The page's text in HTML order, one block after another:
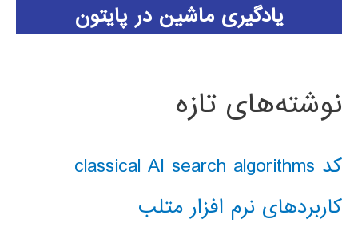
یادگیری ماشین در پایتون
نوشته‌های تازه
کد classical AI search algorithms
کاربردهای نرم افزار متلب